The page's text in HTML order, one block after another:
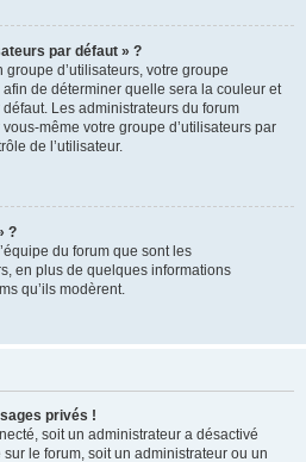
par défaut » ?
d’utilisateurs, votre groupe
de déterminer quelle sera la couleur et
Les administrateurs du forum
même votre groupe d’utilisateurs par
de l’utilisateur.
?
du forum que sont les
en plus de quelques informations
qu’ils modèrent.
privés !
soit un administrateur a désactivé
le forum, soit un administrateur ou un